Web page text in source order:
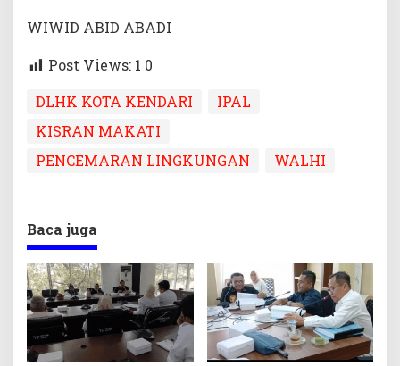
WIWID ABID ABADI
Post Views: 1 0
DLHK KOTA KENDARI
IPAL
KISRAN MAKATI
PENCEMARAN LINGKUNGAN
WALHI
Baca juga